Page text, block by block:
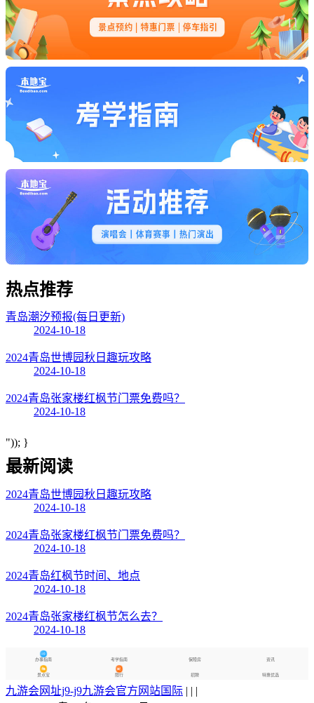
热点推荐
青岛潮汐预报(每日更新)
2024-10-18
2024青岛世博园秋日趣玩攻略
2024-10-18
2024青岛张家楼红枫节门票免费吗？
2024-10-18
")); }
最新阅读
2024青岛世博园秋日趣玩攻略
2024-10-18
2024青岛张家楼红枫节门票免费吗？
2024-10-18
2024青岛红枫节时间、地点
2024-10-18
2024青岛张家楼红枫节怎么去？
2024-10-18
办事指南 考学指南 保障房 资讯
景点宝 限行 招聘 特惠优选
九游会网址j9-j9九游会官方网站国际 | | |